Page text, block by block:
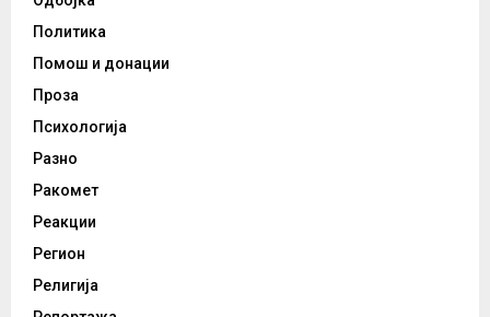
Политика
Помош и донации
Проза
Психологија
Разно
Ракомет
Реакции
Регион
Религија